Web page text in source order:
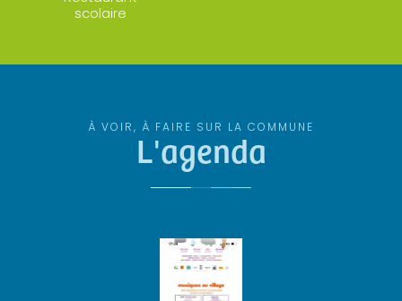
scolaire
À VOIR, À FAIRE SUR LA COMMUNE
L'agenda